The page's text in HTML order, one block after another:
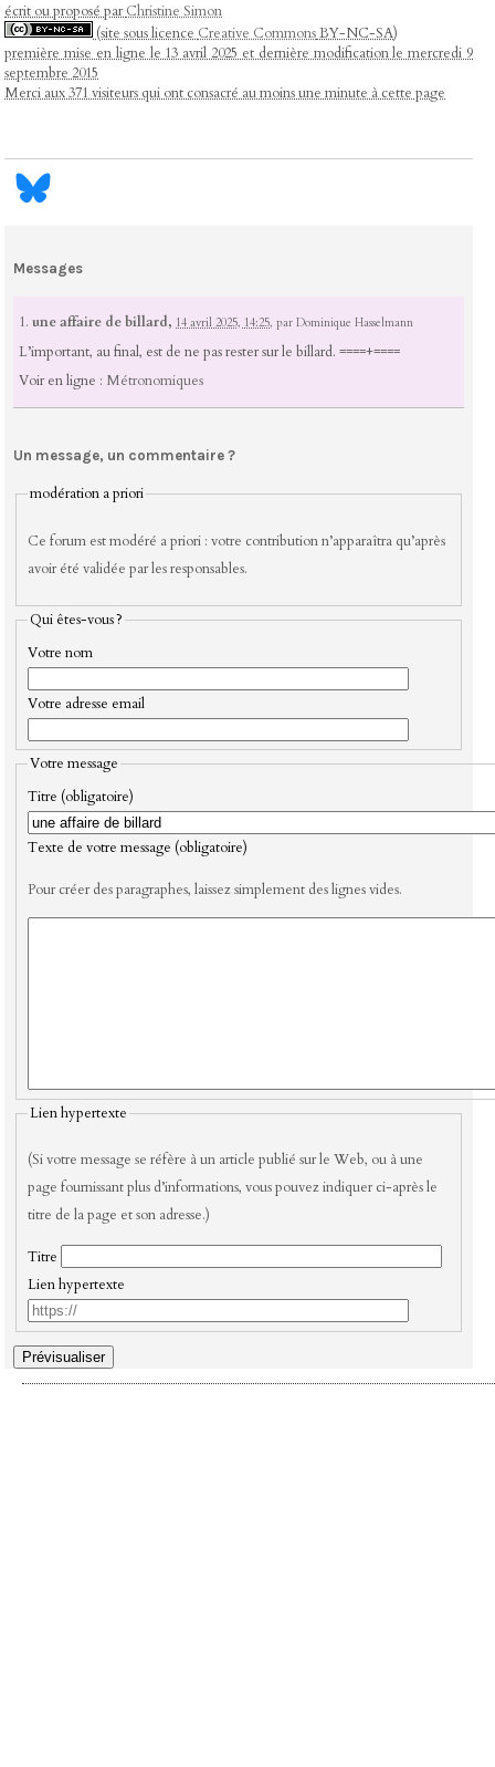
écrit ou proposé parChristine Simon
(site sous licence Creative CommonsBY-NC-SA)
première mise en ligne le 13 avril 2025 et dernière modification le mercredi 9
septembre 2015
Merci aux 371 visiteurs qui ont consacré au moins une minute à cette page
Messages
1. une affaire de billard, 14 avril 2025, 14:25,parDominique Hasselmann
L’important, au final, est de ne pas rester sur le billard. ====+====
Voir en ligne : Métronomiques
Un message, un commentaire ?
modération a priori
Ce forum est modéré a priori : votre contribution n’apparaîtra qu’après
avoir été validée par les responsables.
Qui êtes-vous ?
Votre nom
Votre adresse email
Votre message
Titre (obligatoire)
Texte de votre message (obligatoire)
Pour créer des paragraphes, laissez simplement des lignes vides.
Lien hypertexte
(Si votre message se réfère à un article publié sur le Web, ou à une
page fournissant plus d’informations, vous pouvez indiquer ci-après le
titre de la page et son adresse.)
Titre
Lien hypertexte